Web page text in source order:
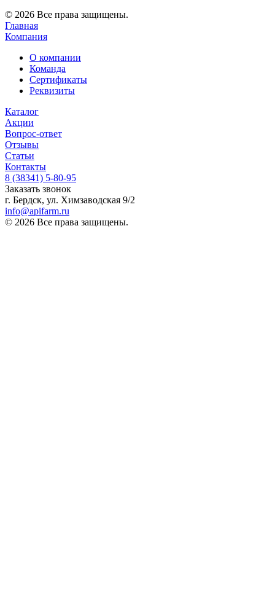
© 2026 Все права защищены.
Главная
Компания
О компании
Команда
Сертификаты
Реквизиты
Каталог
Акции
Вопрос-ответ
Отзывы
Статьи
Контакты
8 (38341) 5-80-95
Заказать звонок
г. Бердск, ул. Химзаводская 9/2
info@apifarm.ru
© 2026 Все права защищены.